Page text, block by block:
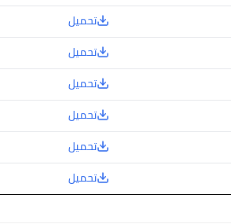
تحميل
تحميل
تحميل
تحميل
تحميل
تحميل